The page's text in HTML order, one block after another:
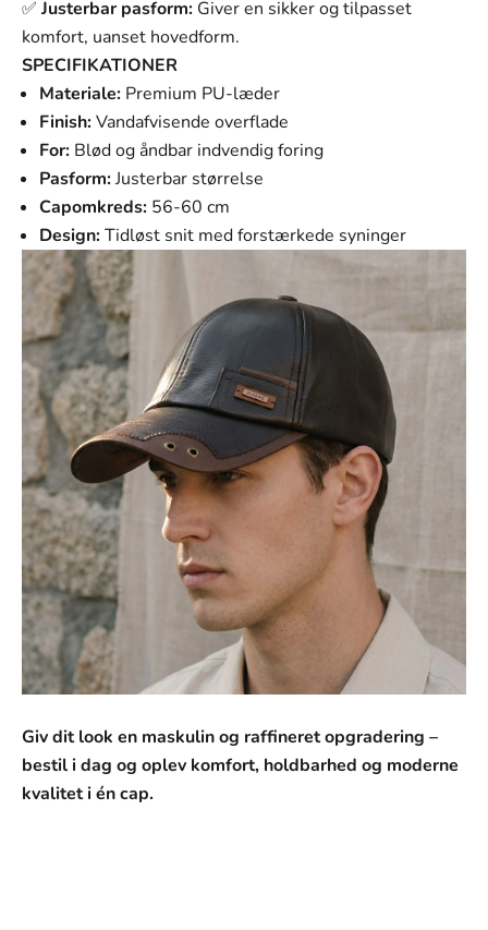
✅Justerbar pasform: Giver en sikker og tilpasset
komfort, uanset hovedform.
SPECIFIKATIONER
Materiale: Premium PU-læder
Finish:Vandafvisende overflade
For: Blød og åndbar indvendig foring
Pasform:Justerbar størrelse
Capomkreds: 56-60 cm
Design:Tidløst snit med forstærkede syninger
Giv dit look en maskulin og raffineret opgradering –
bestil i dag og oplev komfort, holdbarhed og moderne
kvalitet i én cap.